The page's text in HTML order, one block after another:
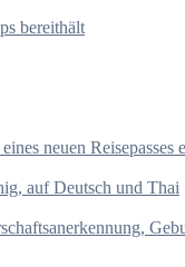
bereithält
neuen
auf Deutsch und Thai